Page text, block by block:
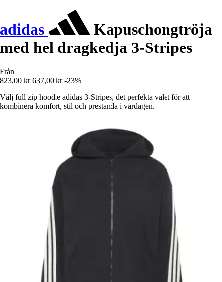
adidas
Kapuschongtröja
med hel dragkedja 3-Stripes
Från
823,00 kr 637,00 kr -23%
Välj full zip hoodie adidas 3-Stripes, det perfekta valet för att
kombinera komfort, stil och prestanda i vardagen.